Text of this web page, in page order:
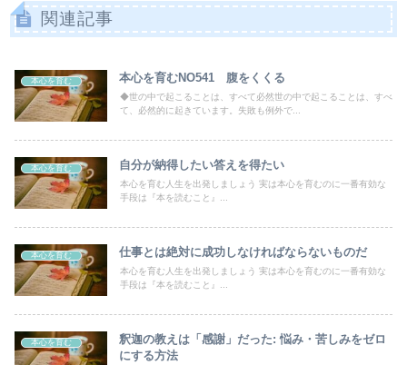
関連記事
本心を育む 本心を育むNO541 腹をくくる
◆世の中で起こることは、すべて必然世の中で起こることは、すべ
て、必然的に起きています。失敗も例外で...
本心を育む 自分が納得したい答えを得たい
本心を育む人生を出発しましょう 実は本心を育むのに一番有効な
手段は『本を読むこと』...
本心を育む 仕事とは絶対に成功しなければならないものだ
本心を育む人生を出発しましょう 実は本心を育むのに一番有効な
手段は『本を読むこと』...
本心を育む
釈迦の教えは「感謝」だった: 悩み・苦しみをゼロ
にする方法